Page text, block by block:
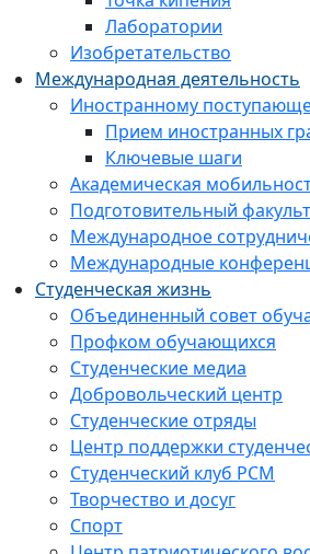
Лаборатории
Изобретательство
Международная деятельность
Иностранному
Прием иностранных
Ключевые шаги
Академическая
Подготовительный
Международное
Международные
Студенческая жизнь
Объединенный совет
Профком обучающихся
Студенческие медиа
Добровольческий центр
Студенческие отряды
Центр поддержки
Студенческий клуб РСМ
Творчество и досуг
Спорт